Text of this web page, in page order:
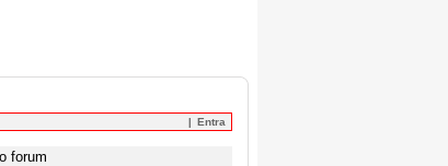
Entra
forum